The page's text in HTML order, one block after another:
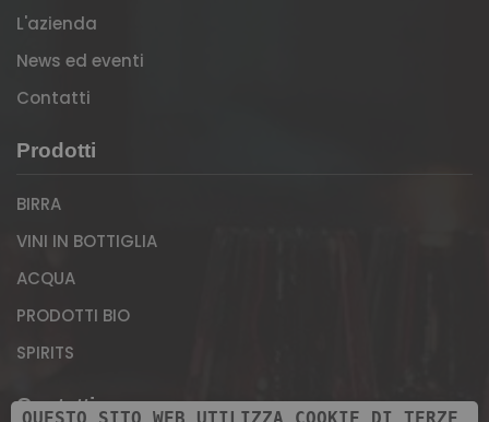
L'azienda
News ed eventi
Contatti
Prodotti
BIRRA
VINI IN BOTTIGLIA
ACQUA
PRODOTTI BIO
SPIRITS
Contatti